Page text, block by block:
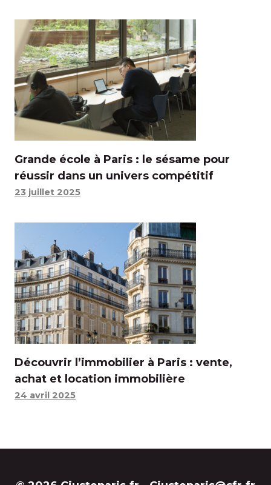
Grande école à Paris : le sésame pour
réussir dans un univers compétitif
23 juillet 2025
Découvrir l’immobilier à Paris : vente,
achat et location immobilière
24 avril 2025